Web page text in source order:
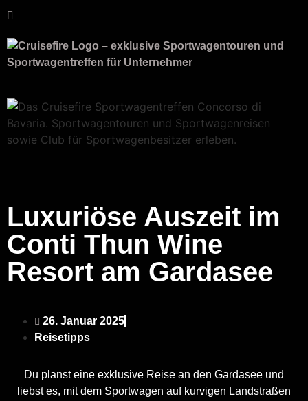
Luxuriöse Auszeit im
Conti Thun Wine
Resort am Gardasee
26. Januar 2025
Reisetipps
Du planst eine exklusive Reise an den Gardasee und
liebst es, mit dem Sportwagen auf kurvigen Landstraßen